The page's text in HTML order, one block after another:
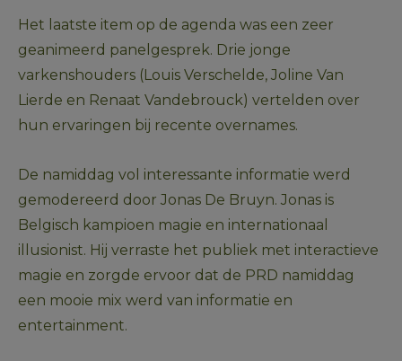
Het laatste item op de agenda was een zeer
geanimeerd panelgesprek. Drie jonge
varkenshouders (Louis Verschelde, Joline Van
Lierde en Renaat Vandebrouck) vertelden over
hun ervaringen bij recente overnames.
De namiddag vol interessante informatie werd
gemodereerd door Jonas De Bruyn. Jonas is
Belgisch kampioen magie en internationaal
illusionist. Hij verraste het publiek met interactieve
magie en zorgde ervoor dat de PRD namiddag
een mooie mix werd van informatie en
entertainment.